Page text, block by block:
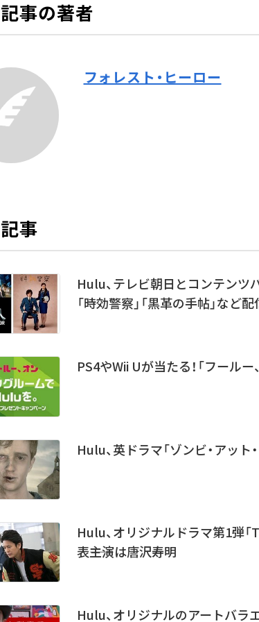
事の著者
フォレスト・ヒーロー
事
Hulu、テレビ朝日とコンテンツ
「時効警察」「黒革の手帖」など
PS4やWii Uが当たる！「フール
Hulu、英ドラマ「ゾンビ・アッ
Hulu、オリジナルドラマ第1弾
表――主演は唐沢寿明
Hulu、オリジナルのアートバ